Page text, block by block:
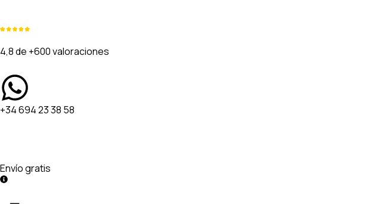
4,8 de +600 valoraciones
+34 694 23 38 58
Envío gratis